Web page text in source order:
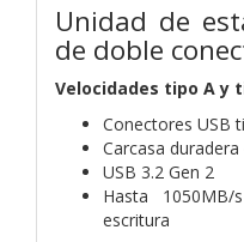
Unidad de
de doble
Velocidades tipo A y
Conectores USB
Carcasa
USB 3.2 Gen 2
Hasta
escritura